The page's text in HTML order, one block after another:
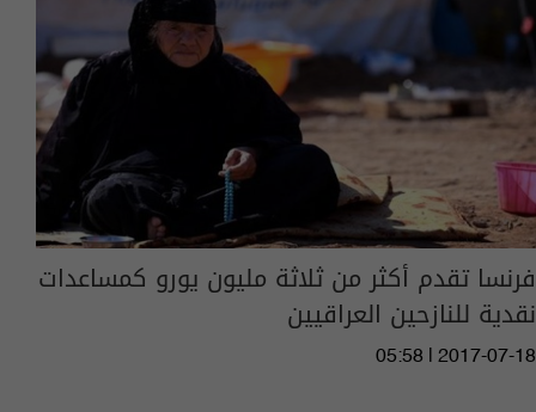
فرنسا تقدم أكثر من ثلاثة مليون يورو كمساعدات
نقدية للنازحين العراقيين
05:58 | 2017-07-18